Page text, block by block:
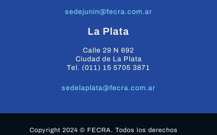
sedejunin@fecra.com.ar
La Plata
Calle 29 N 692
Ciudad de La Plata
Tel. (011) 15 5705 3871
sedelaplata@fecra.com.ar
Copyright 2024 © FECRA. Todos los derechos